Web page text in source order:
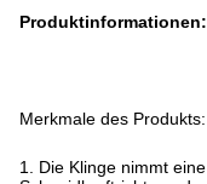
Produktinformationen:
Merkmale des Produkts:
1. Die Klinge nimmt